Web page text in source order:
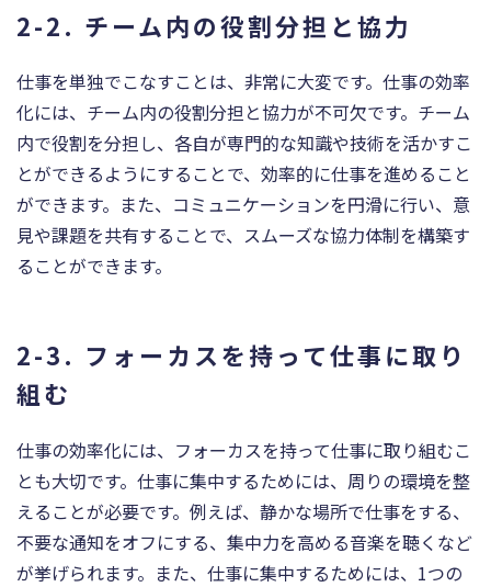
2-2. チーム内の役割分担と協力
仕事を単独でこなすことは、非常に大変です。仕事の効率
化には、チーム内の役割分担と協力が不可欠です。チーム
内で役割を分担し、各自が専門的な知識や技術を活かすこ
とができるようにすることで、効率的に仕事を進めること
ができます。また、コミュニケーションを円滑に行い、意
見や課題を共有することで、スムーズな協力体制を構築す
ることができます。
2-3. フォーカスを持って仕事に取り
組む
仕事の効率化には、フォーカスを持って仕事に取り組むこ
とも大切です。仕事に集中するためには、周りの環境を整
えることが必要です。例えば、静かな場所で仕事をする、
不要な通知をオフにする、集中力を高める音楽を聴くなど
が挙げられます。また、仕事に集中するためには、1つの